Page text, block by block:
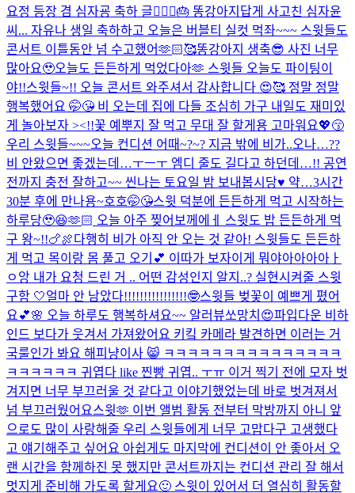
요정 등장 겸 심자굥 축하 글🧚🏻‍♀️🎂 똥강아지답게 사고친 심자윤
씨... 자유나 생일 축하하고 오늘은 버블티 실컷 먹좌~~~ 스윗들도
콘서트 이틀동안 넘 수고했어🫶🏻🥰똥강아지 생축😎 사진 너무
많아요🥹오늘도 든든하게 먹었다아🫶 스윗들 오늘도 파이팅이
야!!스윗들~!! 오늘 콘서트 와주셔서 감사합니다 😍🥰 정말 정말
행복했어요 🤭😘 비 오는데 집에 다들 조심히 가구 내일도 재미있
게 놀아보자 ><!!꽃 예뿌지 잘 먹고 무대 잘 할게용 고마워요💖😙
우리 스윗들~~~오늘 컨디션 어때~?~? 지금 밖에 비가..오나…??
비 안왔으면 좋겠는데…ㅜㅡㅜ 엠디 줄도 길다고 하던데…!! 공연
전까지 충전 잘하고~~ 씬나는 토요일 밤 보내봅시당♥️ 약…3시간
30분 후에 만나용~호호🤭😘스윗 덕분에 든든하게 먹고 시작하는
하루당🥹😆🫶🏻 오늘 아주 찢어보께에ㅔ 스윗도 밥 든든하게 먹
구 왕~!!🍗🍖다행히 비가 아직 안 오는 것 같아! 스윗들도 든든하
게 먹고 목이랑 몸 풀고 오기💕 이따가 보자이게 뭐야아아아아ㅏ
ㅇ앙 내가 요청 드린 거 .. 어떤 감성인지 알지..? 실현시켜줄 스윗
구함 🤍얼마 안 남았다!!!!!!!!!!!!!!!!🤓스윗들 벚꽃이 예쁘게 폈어
요💕🌸 오늘 하루도 행복하셔요~~ 알러뷰쏘망치😍파입다운 비하
인드 보다가 웃겨서 가져왔어요 키킼 카메라 발견하면 이러는 거
국룰인가 봐요 해피냥이사 😸 ㅋㅋㅋㅋㅋㅋㅋㅋㅋㅋㅋㅋㅋㅋㅋ
ㅋㅋㅋㅋㅋㅋ 귀엽다 like 찐빵 귀엽.. ㅜㅠ 이거 찍기 전에 모자 벗
겨지면 너무 부끄러울 것 같다고 이야기했었는데 바로 벗겨져서
넘 부끄러웠어요스윗🫶 이번 앨범 활동 전부터 막방까지 아니 앞
으로도 많이 사랑해줄 우리 스윗들에게 너무 고맙다구 고생했다
고 얘기해주고 싶어요 아쉽게도 마지막에 컨디션이 안 좋아서 오
랜 시간을 함께하진 못 했지만 콘서트까지는 컨디션 관리 잘 해서
멋지게 준비해 가도록 할게요🙂 스윗이 있어서 더 열심히 활동할